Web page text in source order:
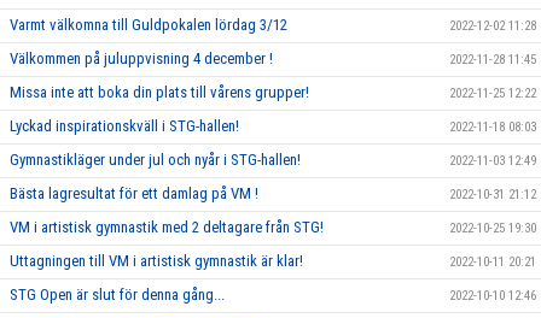
Varmt välkomna till Guldpokalen lördag 3/12 2022-12-02 11:28
Välkommen på juluppvisning 4 december ! 2022-11-28 11:45
Missa inte att boka din plats till vårens grupper! 2022-11-25 12:22
Lyckad inspirationskväll i STG-hallen! 2022-11-18 08:03
Gymnastikläger under jul och nyår i STG-hallen! 2022-11-03 12:49
Bästa lagresultat för ett damlag på VM ! 2022-10-31 21:12
VM i artistisk gymnastik med 2 deltagare från STG! 2022-10-25 19:30
Uttagningen till VM i artistisk gymnastik är klar! 2022-10-11 20:21
STG Open är slut för denna gång... 2022-10-10 12:46